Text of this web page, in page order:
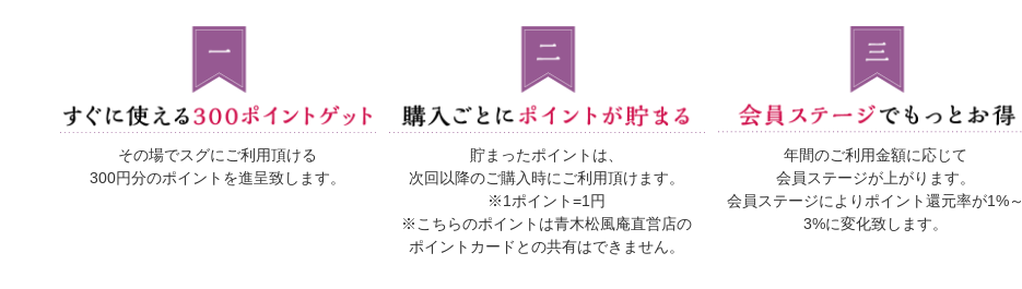
その場でスグにご利用頂ける
300円分のポイントを進呈致します。
貯まったポイントは、
次回以降のご購入時にご利用頂けます。
※1ポイント=1円
※こちらのポイントは青木松風庵直営店の
ポイントカードとの共有はできません。
年間のご利用金額に応じて
会員ステージが上がります。
会員ステージによりポイント還元率が1%～
3%に変化致します。